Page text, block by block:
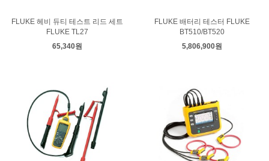
FLUKE 헤비 듀티 테스트 리드 세트
FLUKE TL27
65,340원
FLUKE 배터리 테스터 FLUKE
BT510/BT520
5,806,900원